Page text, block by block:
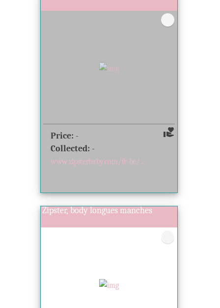
volunteer_activism
Price: -
Collected: -
www.zipsterbaby.com/fr-be/...
Zipster, body longues manches